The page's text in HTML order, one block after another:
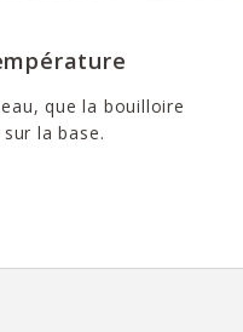
que la bouilloire
la base.